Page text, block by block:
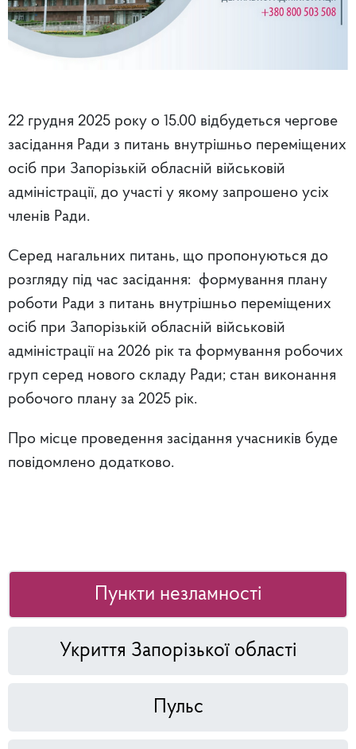
22 грудня 2025 року о 15.00 відбудеться чергове
засідання Ради з питань внутрішньо переміщених
осіб при Запорізькій обласній військовій
адміністрації, до участі у якому запрошено усіх
членів Ради.
Серед нагальних питань, що пропонуються до
розгляду під час засідання: формування плану
роботи Ради з питань внутрішньо переміщених
осіб при Запорізькій обласній військовій
адміністрації на 2026 рік та формування робочих
груп серед нового складу Ради; стан виконання
робочого плану за 2025 рік.
Про місце проведення засідання учасників буде
повідомлено додатково.
Пункти незламності
Укриття Запорізької області
Пульс